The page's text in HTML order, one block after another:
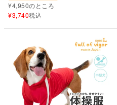
¥4,950のところ
¥3,740税込